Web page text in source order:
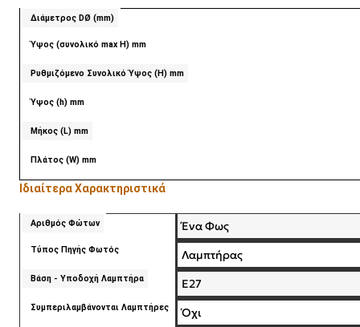
Διάμετρος DØ (mm)
Ύψος (συνολικό max H) mm
Ρυθμιζόμενο Συνολικό Ύψος (Η) mm
Ύψος (h) mm
Μήκος (L) mm
Πλάτος (W) mm
Ιδιαίτερα Χαρακτηριστικά
Αριθμός Φώτων Ένα Φως
Τύπος Πηγής Φωτός Λαμπτήρας
Βάση - Υποδοχή Λαμπτήρα E27
Συμπεριλαμβάνονται Λαμπτήρες Όχι